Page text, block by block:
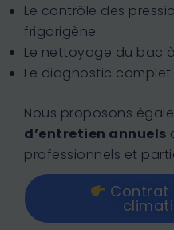
Le contrôle des
frigorigène
Le nettoyage du bac
Le diagnostic
Nous proposons
d’entretien annuels
professionnels et
Contrat